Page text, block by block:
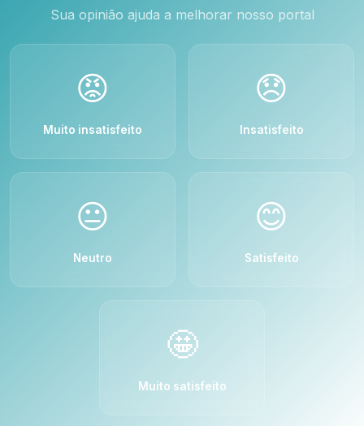
Sua opinião ajuda a melhorar nosso portal
😡
Muito insatisfeito
😞
Insatisfeito
😐
Neutro
😊
Satisfeito
🤩
Muito satisfeito